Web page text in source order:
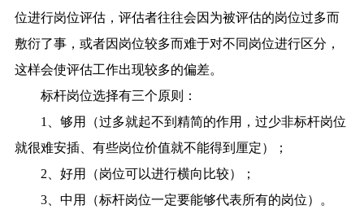
位进行岗位评估，评估者往往会因为被评估的岗位过多而
敷衍了事，或者因岗位较多而难于对不同岗位进行区分，
这样会使评估工作出现较多的偏差。
标杆岗位选择有三个原则：
1、够用（过多就起不到精简的作用，过少非标杆岗位
就很难安插、有些岗位价值就不能得到厘定）；
2、好用（岗位可以进行横向比较）；
3、中用（标杆岗位一定要能够代表所有的岗位）。